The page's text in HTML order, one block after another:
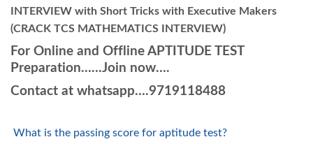
INTERVIEW with Short Tricks with Executive Makers
(CRACK TCS MATHEMATICS INTERVIEW)
For Online and Offline APTITUDE TEST
Preparation……Join now….
Contact at whatsapp….9719118488
What is the passing score for aptitude test?